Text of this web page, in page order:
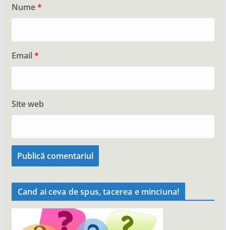
Nume*
Email *
Site web
Cand ai ceva de spus, tacerea e minciuna!